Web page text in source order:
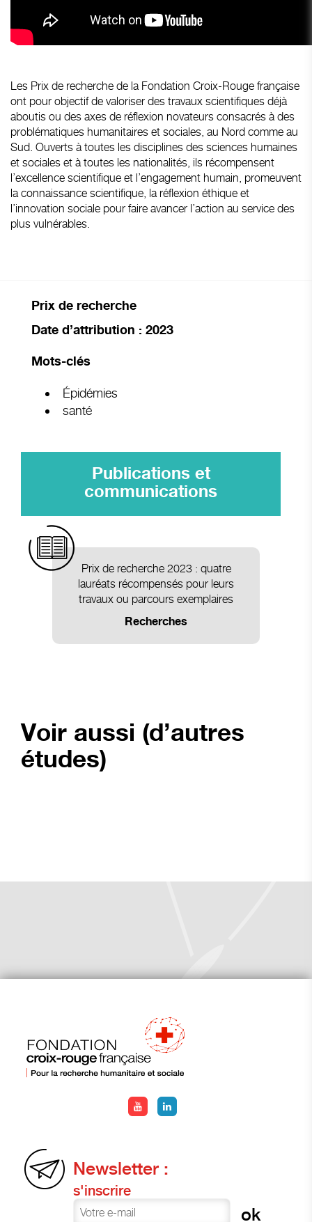
Les Prix de recherche de la Fondation Croix-Rouge française
ont pour objectif de valoriser des travaux scientifiques déjà
aboutis ou des axes de réflexion novateurs consacrés à des
problématiques humanitaires et sociales, au Nord comme au
Sud. Ouverts à toutes les disciplines des sciences humaines
et sociales et à toutes les nationalités, ils récompensent
l’excellence scientifique et l’engagement humain, promeuvent
la connaissance scientifique, la réflexion éthique et
l’innovation sociale pour faire avancer l’action au service des
plus vulnérables.
Prix de recherche
Date d’attribution : 2023
Mots-clés
Épidémies
santé
Publications et
communications
Prix de recherche 2023 : quatre
lauréats récompensés pour leurs
travaux ou parcours exemplaires
Recherches
Voir aussi (d’autres
études)
Newsletter :
s'inscrire